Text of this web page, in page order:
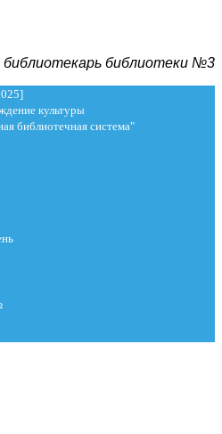
библиотекарь библиотеки №3
культуры
библиотечная система"